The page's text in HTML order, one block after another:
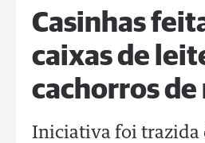
Casinhas
caixas de
cachorros de
Iniciativa foi trazida